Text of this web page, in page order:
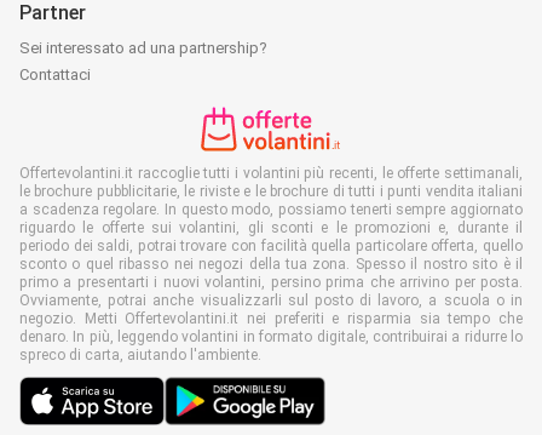
Partner
Sei interessato ad una partnership?
Contattaci
Offertevolantini.it raccoglie tutti i volantini più recenti, le offerte settimanali,
le brochure pubblicitarie, le riviste e le brochure di tutti i punti vendita italiani
a scadenza regolare. In questo modo, possiamo tenerti sempre aggiornato
riguardo le offerte sui volantini, gli sconti e le promozioni e, durante il
periodo dei saldi, potrai trovare con facilità quella particolare offerta, quello
sconto o quel ribasso nei negozi della tua zona. Spesso il nostro sito è il
primo a presentarti i nuovi volantini, persino prima che arrivino per posta.
Ovviamente, potrai anche visualizzarli sul posto di lavoro, a scuola o in
negozio. Metti Offertevolantini.it nei preferiti e risparmia sia tempo che
denaro. In più, leggendo volantini in formato digitale, contribuirai a ridurre lo
spreco di carta, aiutando l'ambiente.